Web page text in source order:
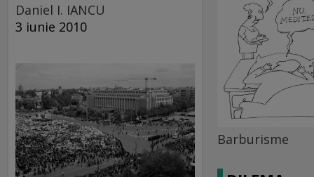
Daniel I. IANCU
3 iunie 2010
Barburisme